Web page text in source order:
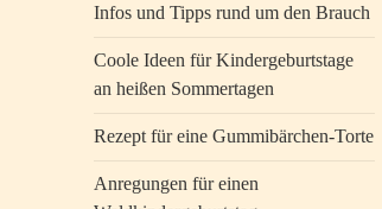
Infos und Tipps rund um den Brauch
Coole Ideen für Kindergeburtstage
an heißen Sommertagen
Rezept für eine Gummibärchen-Torte
Anregungen für einen